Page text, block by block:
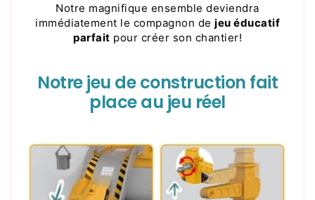
Notre magnifique ensemble deviendra
immédiatement le compagnon de jeu éducatif
parfait pour créer son chantier!
Notre jeu de construction fait
place au jeu réel